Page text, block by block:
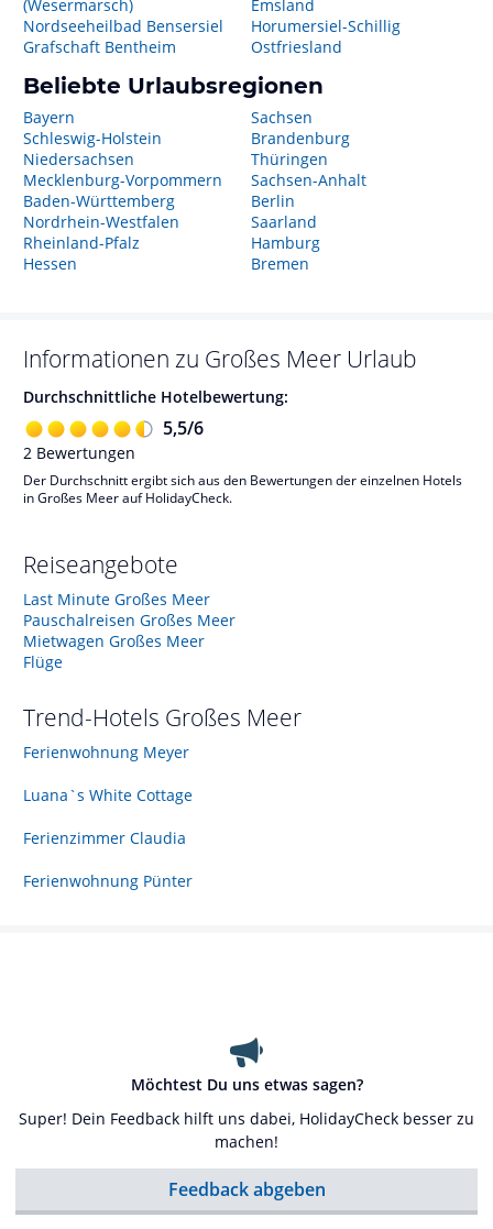
(Wesermarsch)
Nordseeheilbad Bensersiel
Grafschaft Bentheim
Emsland
Horumersiel-Schillig
Ostfriesland
Beliebte Urlaubsregionen
Bayern
Schleswig-Holstein
Niedersachsen
Mecklenburg-Vorpommern
Baden-Württemberg
Nordrhein-Westfalen
Rheinland-Pfalz
Hessen
Sachsen
Brandenburg
Thüringen
Sachsen-Anhalt
Berlin
Saarland
Hamburg
Bremen
Informationen zu Großes Meer Urlaub
Durchschnittliche Hotelbewertung:
5,5/6
2 Bewertungen
Der Durchschnitt ergibt sich aus den Bewertungen der einzelnen Hotels
in Großes Meer auf HolidayCheck.
Reiseangebote
Last Minute Großes Meer
Pauschalreisen Großes Meer
Mietwagen Großes Meer
Flüge
Trend-Hotels Großes Meer
Ferienwohnung Meyer
Luana`s White Cottage
Ferienzimmer Claudia
Ferienwohnung Pünter
Möchtest Du uns etwas sagen?
Super! Dein Feedback hilft uns dabei, HolidayCheck besser zu
machen!
Feedback abgeben